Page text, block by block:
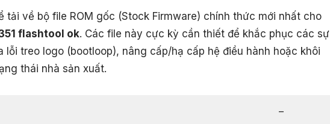
tải về bộ file ROM gốc (Stock Firmware) chính thức mới nhất cho
flashtool ok. Các file này cực kỳ cần thiết để khắc phục các sự
lỗi treo logo (bootloop), nâng cấp/hạ cấp hệ điều hành hoặc khôi
thái nhà sản xuất.
–